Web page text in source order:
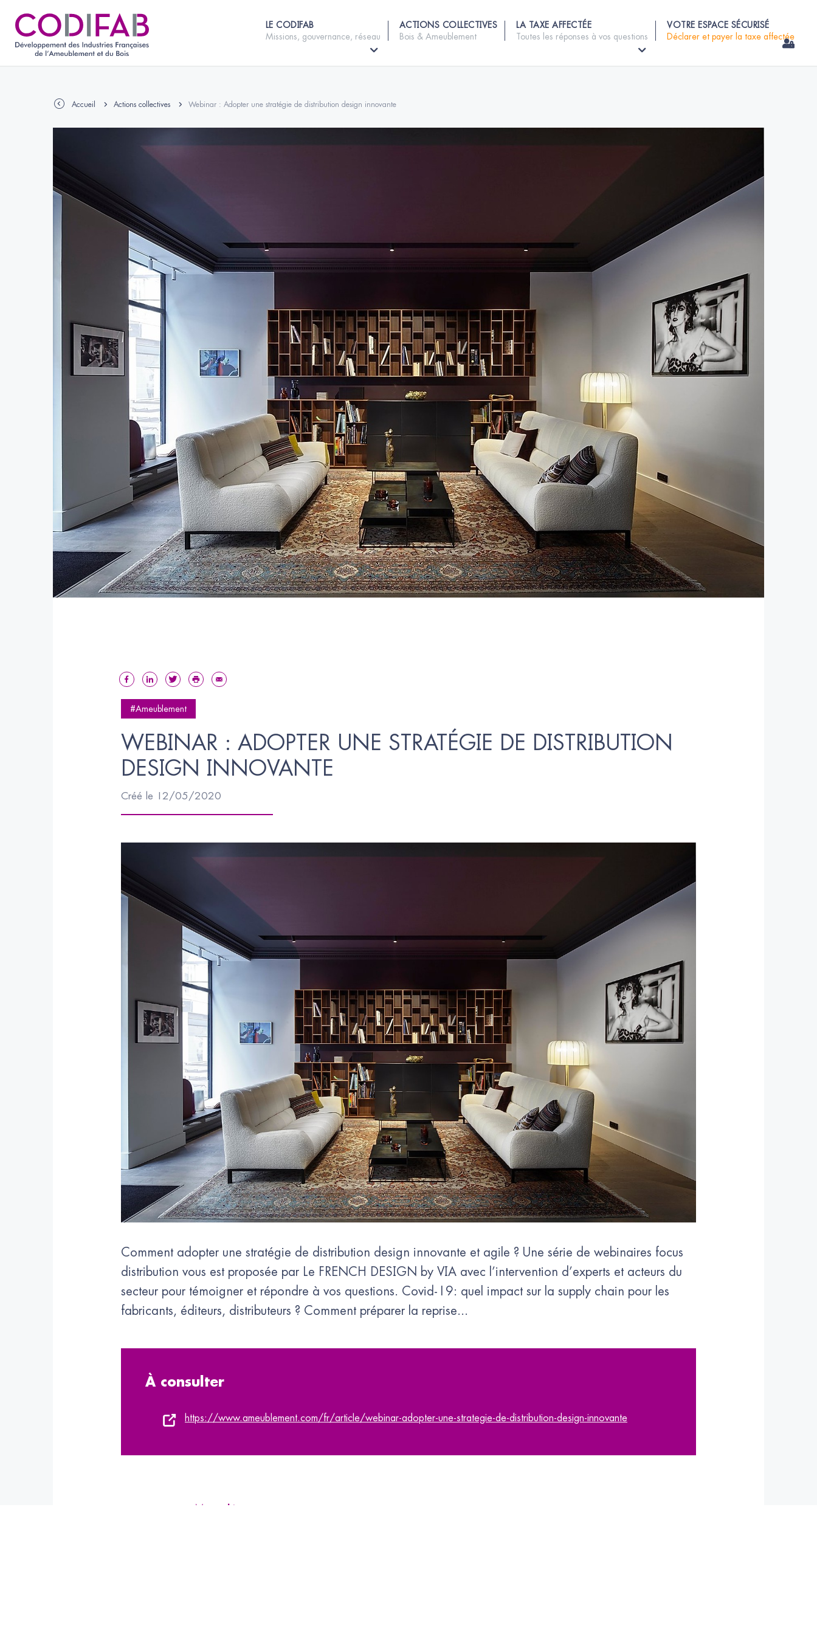
LE CODIFAB
Missions, gouvernance, réseau
ACTIONS COLLECTIVES
Bois & Ameublement
LA TAXE AFFECTÉE
Toutes les réponses à vos questions
VOTRE ESPACE SÉCURISÉ
Déclarer et payer la taxe affectée
Accueil Actions collectives Webinar : Adopter une stratégie de distribution design innovante
#Ameublement
WEBINAR : ADOPTER UNE STRATÉGIE DE DISTRIBUTION
DESIGN INNOVANTE
Créé le 12/05/2020
Comment adopter une stratégie de distribution design innovante et agile ? Une série de webinaires focus
distribution vous est proposée par Le FRENCH DESIGN by VIA avec l’intervention d’experts et acteurs du
secteur pour témoigner et répondre à vos questions. Covid-19: quel impact sur la supply chain pour les
fabricants, éditeurs, distributeurs ? Comment préparer la reprise...
À consulter
https://www.ameublement.com/fr/article/webinar-adopter-une-strategie-de-distribution-design-innovante